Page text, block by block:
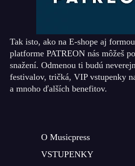
Tak isto, ako na E-shope aj
platforme PATREON nás môžeš
snažení. Odmenou ti budú
festivalov, tričká, VIP vstupenky
a mnoho ďalších benefitov.
O Musicpress
VSTUPENKY